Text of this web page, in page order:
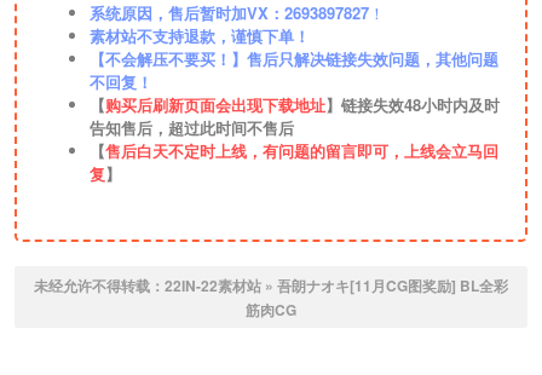
系统原因，售后暂时加VX：2693897827 ！
素材站不支持退款，谨慎下单！
【不会解压不要买！】售后只解决链接失效问题，其他问题
不回复！
【购买后刷新页面会出现下载地址】链接失效48小时内及时
告知售后，超过此时间不售后
【售后白天不定时上线，有问题的留言即可，上线会立马回
复】
未经允许不得转载： 22IN-22素材站 » 吾朗ナオキ[11月CG图奖励] BL全彩
筋肉CG